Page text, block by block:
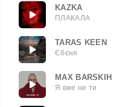
KAZKA
ПЛАКАЛА
TARAS KEEN
Єбєня
MAX BARSKIH
Я вже не ти